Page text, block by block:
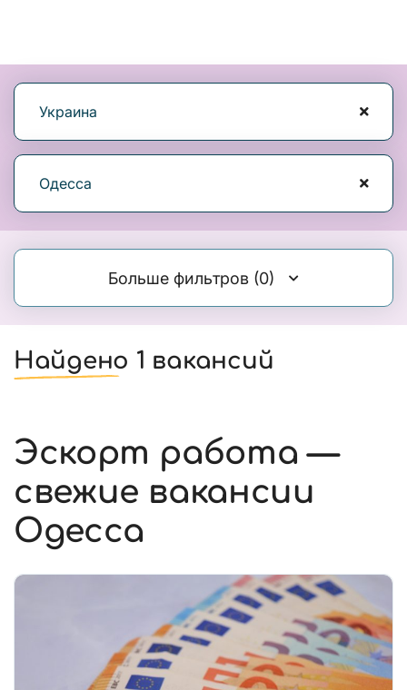
Украина
Одесса
Больше фильтров (0)
Найдено 1 вакансий
Эскорт работа —
свежие вакансии
Одесса